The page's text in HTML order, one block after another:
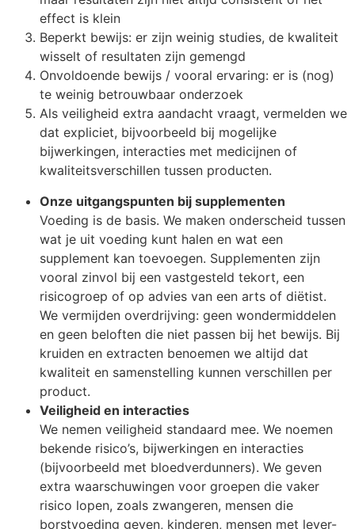
effect is klein
Beperkt bewijs: er zijn weinig studies, de kwaliteit
wisselt of resultaten zijn gemengd
Onvoldoende bewijs / vooral ervaring: er is (nog)
te weinig betrouwbaar onderzoek
Als veiligheid extra aandacht vraagt, vermelden we
dat expliciet, bijvoorbeeld bij mogelijke
bijwerkingen, interacties met medicijnen of
kwaliteitsverschillen tussen producten.
Onze uitgangspunten bij supplementen
Voeding is de basis. We maken onderscheid tussen
wat je uit voeding kunt halen en wat een
supplement kan toevoegen. Supplementen zijn
vooral zinvol bij een vastgesteld tekort, een
risicogroep of op advies van een arts of diëtist.
We vermijden overdrijving: geen wondermiddelen
en geen beloften die niet passen bij het bewijs. Bij
kruiden en extracten benoemen we altijd dat
kwaliteit en samenstelling kunnen verschillen per
product.
Veiligheid en interacties
We nemen veiligheid standaard mee. We noemen
bekende risico’s, bijwerkingen en interacties
(bijvoorbeeld met bloedverdunners). We geven
extra waarschuwingen voor groepen die vaker
risico lopen, zoals zwangeren, mensen die
borstvoeding geven, kinderen, mensen met lever-